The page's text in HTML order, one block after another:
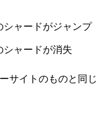
シャードがジャンプ
シャードが消失
サイトのものと同じ